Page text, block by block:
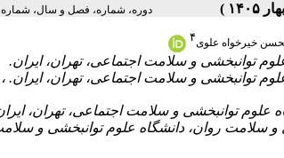
دوره، شماره، فصل و سال،
خیرخواه علوی۴
سلامت روان، دانشگاه علوم توانبخشی و